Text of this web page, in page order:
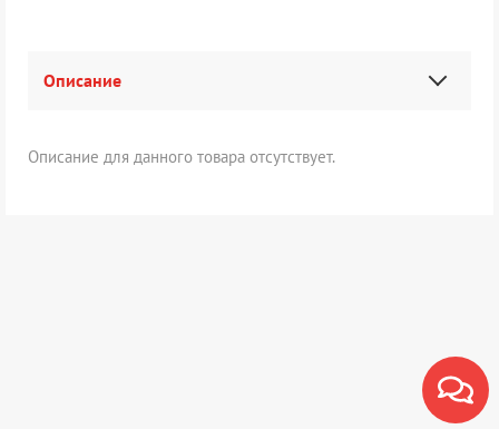
Описание
Описание для данного товара отсутствует.